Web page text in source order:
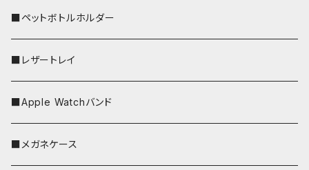
■ペットボトルホルダー
■レザートレイ
■Apple Watchバンド
■メガネケース